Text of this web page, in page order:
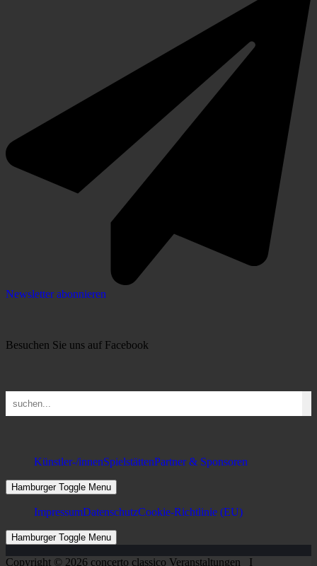
Newsletter abonnieren
Besuchen Sie uns auf Facebook
Künstler-/innenSpielstättenPartner & Sponsoren
Hamburger Toggle Menu
ImpressumDatenschutzCookie-Richtlinie (EU)
Hamburger Toggle Menu
Copyright © 2026 concerto classico Veranstaltungen Ι